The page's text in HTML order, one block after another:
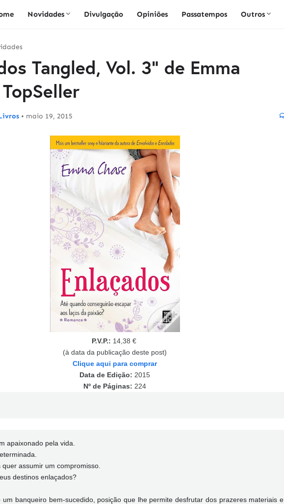
Novidades Divulgação Opiniões Passatempos Outros
Tangled, Vol. 3" de Emma
• maio 19, 2015
P.V.P.: 14,38 €
(à data da publicação deste post)
Clique aqui para comprar
Data de Edição: 2015
Nº de Páginas: 224
apaixonado pela vida.
assumir um compromisso.
destinos enlaçados?
um banqueiro bem-sucedido, posição que lhe permite desfrutar dos prazeres materiais e